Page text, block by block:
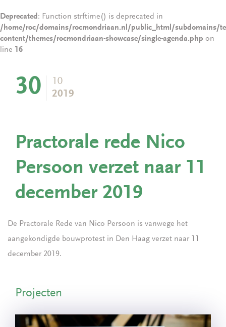
Deprecated : Function strftime() is deprecated in
/home/roc/domains/rocmondriaan.nl/public_html/subdomains/
content/themes/rocmondriaan-showcase/single-agenda.php on
line 16
30
10
2019
Practorale rede Nico
Persoon verzet naar 11
december 2019
De Practorale Rede van Nico Persoon is vanwege het
aangekondigde bouwprotest in Den Haag verzet naar 11
december 2019.
Projecten